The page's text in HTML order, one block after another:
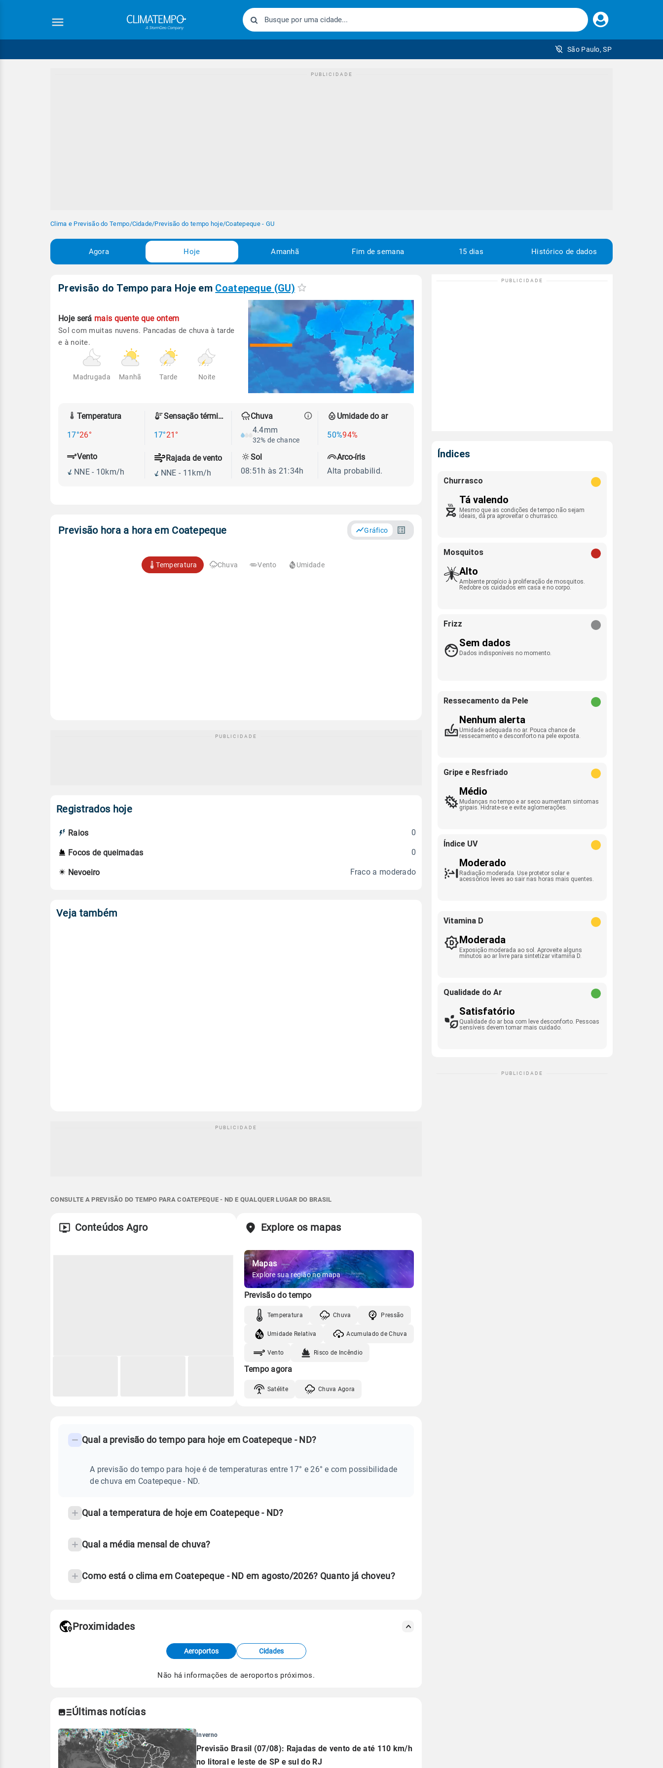
Faça
seu
São Paulo, SP
Clima e Previsão do Tempo/Cidade/Previsão do tempo hoje/Coatepeque - GU
Agora Hoje Amanhã Fim de semana 15 dias Histórico de dados
Previsão do Tempo para Hoje em Coatepeque (GU)
Hoje será mais quente que ontem
Sol com muitas nuvens. Pancadas de chuva à tarde
e à noite.
Madrugada Manhã Tarde Noite
Temperatura
17°26°
Sensação térmica
17°21°
Chuva
4.4mm
32% de chance
Umidade do ar
50%94%
Vento
NNE - 10km/h
Rajada de vento
NNE - 11km/h
Sol
08:51h às 21:34h
Arco-íris
Alta probabilid.
Previsão hora a hora em Coatepeque Gráfico
Temperatura Chuva Vento Umidade
Registrados hoje
Raios 0
Focos de queimadas 0
Nevoeiro Fraco a moderado
Veja também
CONSULTE A PREVISÃO DO TEMPO PARA COATEPEQUE - ND E QUALQUER LUGAR DO BRASIL
Conteúdos Agro Explore os mapas
Mapas
Explore sua região no mapa
Previsão do tempo
Temperatura Chuva Pressão
Umidade Relativa Acumulado de Chuva
Vento Risco de Incêndio
Tempo agora
Satélite Chuva Agora
PREVISÃO
COATEPEQUE
frequentes
temperatura
Qual a previsão do tempo para hoje em Coatepeque - ND?
A previsão do tempo para hoje é de temperaturas entre 17° e 26° e com possibilidade
de chuva em Coatepeque - ND.
Qual a temperatura de hoje em Coatepeque - ND?
Qual a média mensal de chuva?
Como está o clima em Coatepeque - ND em agosto/2026? Quanto já choveu?
de Tempo e Estudos Climáticos (CPTEC).
Proximidades
Aeroportos Cidades
Não há informações de aeroportos próximos.
Últimas notícias
Inverno
Previsão Brasil (07/08): Rajadas de vento de até 110 km/h
no litoral e leste de SP e sul do RJ
Índices
Churrasco
Tá valendo
Mesmo que as condições de tempo não sejam
ideais, dá pra aproveitar o churrasco.
Mosquitos
Alto
Ambiente propício à proliferação de mosquitos.
Redobre os cuidados em casa e no corpo.
Frizz
Sem dados
Dados indisponíveis no momento.
Ressecamento da Pele
Nenhum alerta
Umidade adequada no ar. Pouca chance de
ressecamento e desconforto na pele exposta.
Gripe e Resfriado
Médio
Mudanças no tempo e ar seco aumentam sintomas
gripais. Hidrate-se e evite aglomerações.
Índice UV
Moderado
Radiação moderada. Use protetor solar e
acessórios leves ao sair nas horas mais quentes.
Vitamina D
Moderada
Exposição moderada ao sol. Aproveite alguns
minutos ao ar livre para sintetizar vitamina D.
Qualidade do Ar
Satisfatório
Qualidade do ar boa com leve desconforto. Pessoas
sensíveis devem tomar mais cuidado.